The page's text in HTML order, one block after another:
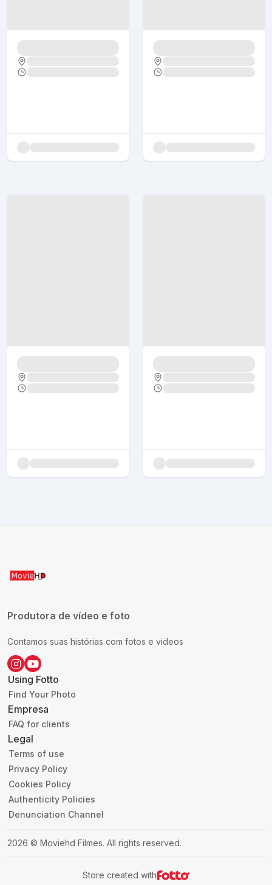
Produtora de vídeo e foto
Contamos suas histórias com fotos e videos
Using Fotto
Find Your Photo
Empresa
FAQ for clients
Legal
Terms of use
Privacy Policy
Cookies Policy
Authenticity Policies
Denunciation Channel
2026 © Moviehd Filmes. All rights reserved.
Store created with